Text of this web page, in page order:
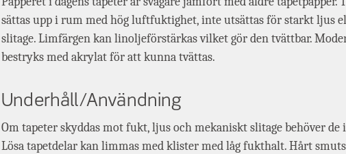
sättas upp i rum med hög luftfuktighet, inte utsättas för starkt ljus
slitage. Limfärgen kan linoljeförstärkas vilket gör den tvättbar.
bestryks med akrylat för att kunna tvättas.
Underhåll/Användning
Om tapeter skyddas mot fukt, ljus och mekaniskt slitage behöver de
Lösa tapetdelar kan limmas med klister med låg fukthalt. Hårt